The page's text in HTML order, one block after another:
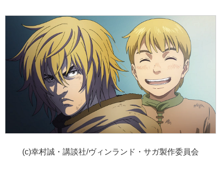
(c)幸村誠・講談社/ヴィンランド・サガ製作委員会